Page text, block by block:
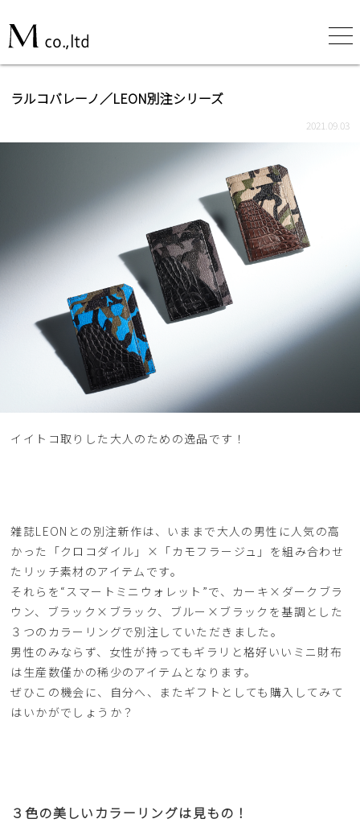
ラルコバレーノ／LEON別注シリーズ
2021.09.03
イイトコ取りした大人のための逸品です！
雑誌LEONとの別注新作は、いままで大人の男性に人気の高
かった「クロコダイル」×「カモフラージュ」を組み合わせ
たリッチ素材のアイテムです。
それらを“スマートミニウォレット”で、カーキ×ダークブラ
ウン、ブラック×ブラック、ブルー×ブラックを基調とした
３つのカラーリングで別注していただきました。
男性のみならず、女性が持ってもギラリと格好いいミニ財布
は生産数僅かの稀少のアイテムとなります。
ぜひこの機会に、自分へ、またギフトとしても購入してみて
はいかがでしょうか？
３色の美しいカラーリングは見もの！